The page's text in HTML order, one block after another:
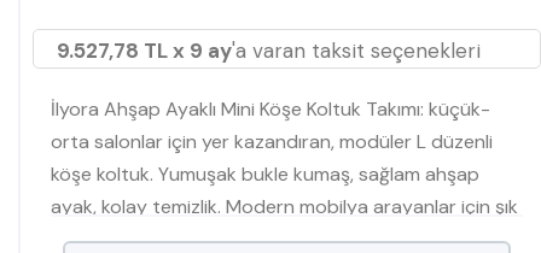
9.527,78 TL x 9 ay'a varan taksit seçenekleri
İlyora Ahşap Ayaklı Mini Köşe Koltuk Takımı: küçük-
orta salonlar için yer kazandıran, modüler L düzenli
köşe koltuk. Yumuşak bukle kumaş, sağlam ahşap
ayak, kolay temizlik. Modern mobilya arayanlar için şık
ve dayanıklı koltuk takımı seçimi.